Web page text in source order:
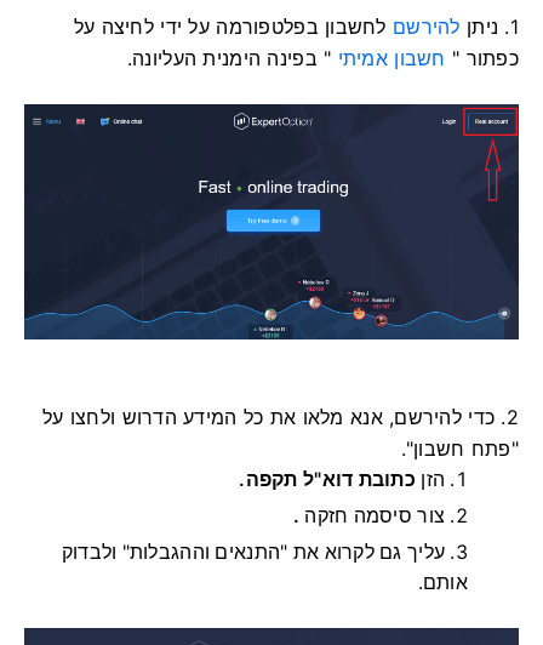
1. ניתן להירשם לחשבון בפלטפורמה על ידי לחיצה על
כפתור " חשבון אמיתי " בפינה הימנית העליונה.
2. כדי להירשם, אנא מלאו את כל המידע הדרוש ולחצו על
"פתח חשבון".
הזן כתובת דוא"ל תקפה.
צור סיסמה חזקה .
עליך גם לקרוא את "התנאים וההגבלות" ולבדוק
אותם.